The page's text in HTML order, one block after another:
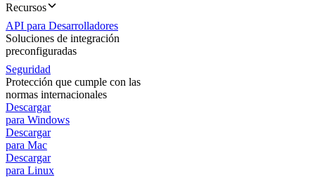
Recursos
API para Desarrolladores
Soluciones de integración
preconfiguradas
Seguridad
Protección que cumple con las
normas internacionales
Descargar
para Windows
Descargar
para Mac
Descargar
para Linux